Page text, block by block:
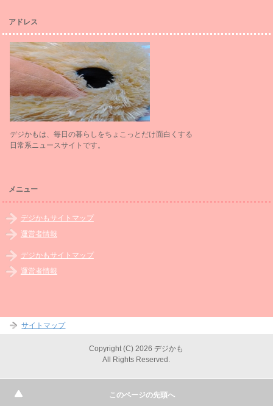
アドレス
デジかもは、毎日の暮らしをちょこっとだけ面白くする
日常系ニュースサイトです。
メニュー
デジかもサイトマップ
運営者情報
デジかもサイトマップ
運営者情報
サイトマップ
Copyright (C) 2026 デジかも
All Rights Reserved.
このページの先頭へ